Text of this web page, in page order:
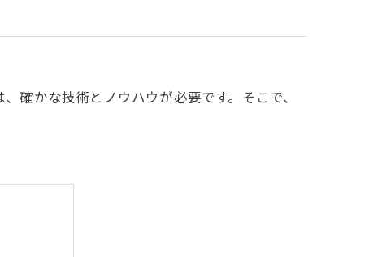
確かな技術とノウハウが必要です。そこで、